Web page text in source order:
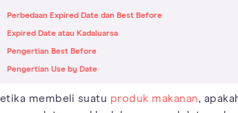
Perbedaan Expired Date dan Best Before
Expired Date atau Kadaluarsa
Pengertian Best Before
Pengertian Use by Date
membeli suatu produk makanan,